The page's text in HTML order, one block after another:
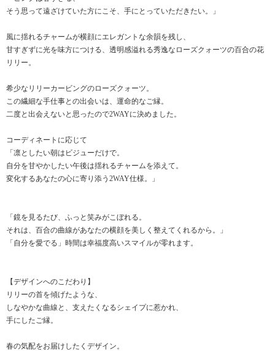
そう思って遠ざけていた方にこそ、手にとっていただきたい。」
風に揺れるチャームが横顔にエレガントな余韻を残し、
甘すぎずに光を味方につける、透明感溢れる秀逸なローズクォーツの百合の花
リリー。
希少なリリーカービングのローズクォーツ。
この繊細な手仕事との出会いは、運命的なご縁。
二度と出会えないと思ったので2WAYに決めました。
コーディネートに応じて
「凛としたい朝はビジューだけで。
自分を甘やかしたい午後は揺れるチャームを添えて。
変化するあなたの心に寄り添う2WAY仕様。」
「鏡を見るたび、ふっと笑みがこぼれる。
それは、百合の曲線があなたの横顔を美しく整えてくれるから。」
「自分を愛でる」時間は幸福度高いスマイルが零れます。
【デザインへのこだわり】
リリーの首を傾げたような、
しなやかな曲線と、支えたくなるシェイプに惹かれ、
手にしたご縁。
春の気配をお届けしたくデザイン。